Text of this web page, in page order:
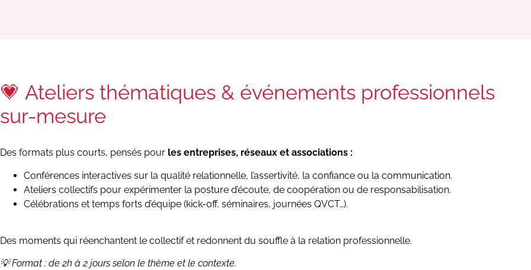
💗 Ateliers thématiques & événements professionnels
sur-mesure
Des formats plus courts, pensés pour les entreprises, réseaux et associations :
Conférences interactives sur la qualité relationnelle, l’assertivité, la confiance ou la communication.
Ateliers collectifs pour expérimenter la posture d’écoute, de coopération ou de responsabilisation.
Célébrations et temps forts d’équipe (kick-off, séminaires, journées QVCT…).
Des moments qui réenchantent le collectif et redonnent du souffle à la relation professionnelle.
💡 Format : de 2h à 2 jours selon le thème et le contexte.